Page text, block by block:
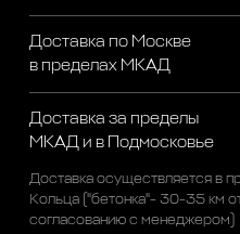
Доставка по Москве
в пределах МКАД
Доставка за пределы
МКАД и в Подмосковье
Доставка осуществляется в
Кольца ("бетонка"- 30-35 км
согласованию с менеджером)